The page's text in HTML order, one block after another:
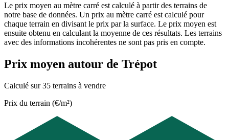
Le prix moyen au mètre carré est calculé à partir des terrains de
notre base de données. Un prix au mètre carré est calculé pour
chaque terrain en divisant le prix par la surface. Le prix moyen est
ensuite obtenu en calculant la moyenne de ces résultats. Les terrains
avec des informations incohérentes ne sont pas pris en compte.
Prix moyen autour de Trépot
Calculé sur 35 terrains à vendre
Prix du terrain (€/m²)